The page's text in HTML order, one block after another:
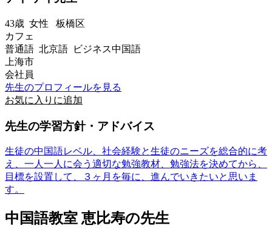
43歳 女性 板橋区
カフェ
普通語 北京語 ビジネス中国語
上海市
会社員
先生のプロフィールを見る
お気に入りに追加
先生の学習方針・アドバイス
生徒の中国語レベル、社会経験と生徒のニーズを総合的に考
え、一人一人に会う適切な勉強教材、勉強法を決めてから、
目標を設置して、３ヶ月を毎に、進んでいきたいと思いま
す。
中国語教室 恵比寿の先生